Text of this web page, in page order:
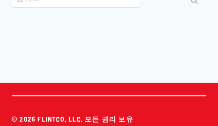
© 2026 FLINTCO, LLC. 모든 권리 보유